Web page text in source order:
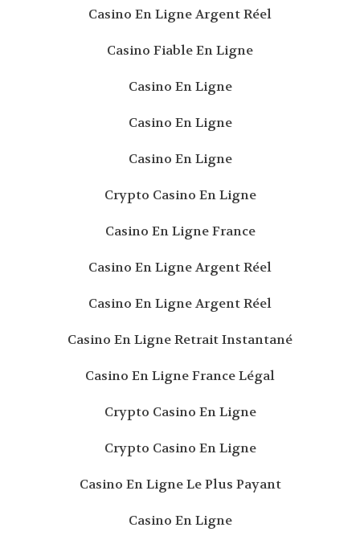
Casino En Ligne Argent Réel
Casino Fiable En Ligne
Casino En Ligne
Casino En Ligne
Casino En Ligne
Crypto Casino En Ligne
Casino En Ligne France
Casino En Ligne Argent Réel
Casino En Ligne Argent Réel
Casino En Ligne Retrait Instantané
Casino En Ligne France Légal
Crypto Casino En Ligne
Crypto Casino En Ligne
Casino En Ligne Le Plus Payant
Casino En Ligne